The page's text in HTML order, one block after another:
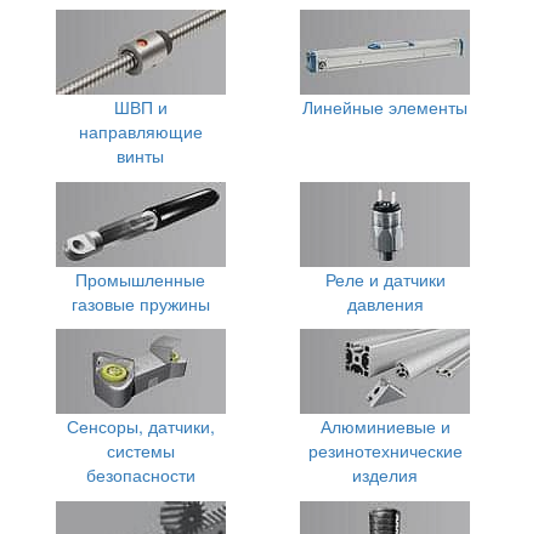
ШВП и
направляющие
винты
Линейные элементы
Промышленные
газовые пружины
Реле и датчики
давления
Сенсоры, датчики,
системы
безопасности
Алюминиевые и
резинотехнические
изделия